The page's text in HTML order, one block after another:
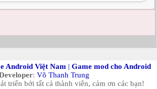
Android Việt Nam | Game mod cho Android
: Võ Thanh Trung
triển bởi tất cả thành viên, cảm ơn các bạn!